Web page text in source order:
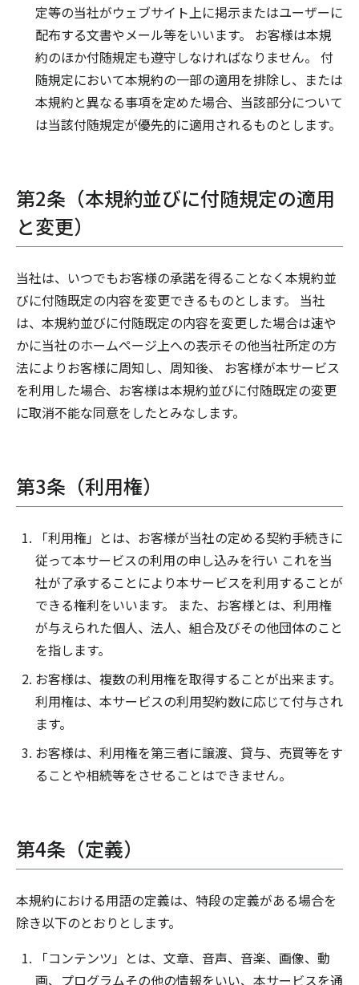
定等の当社がウェブサイト上に掲示またはユーザーに
配布する文書やメール等をいいます。 お客様は本規
約のほか付随規定も遵守しなければなりません。 付
随規定において本規約の一部の適用を排除し、または
本規約と異なる事項を定めた場合、当該部分について
は当該付随規定が優先的に適用されるものとします。
第2条（本規約並びに付随規定の適用
と変更）
当社は、いつでもお客様の承諾を得ることなく本規約並
びに付随既定の内容を変更できるものとします。 当社
は、本規約並びに付随既定の内容を変更した場合は速や
かに当社のホームページ上への表示その他当社所定の方
法によりお客様に周知し、周知後、 お客様が本サービス
を利用した場合、お客様は本規約並びに付随既定の変更
に取消不能な同意をしたとみなします。
第3条（利用権）
「利用権」とは、お客様が当社の定める契約手続きに
従って本サービスの利用の申し込みを行い これを当
社が了承することにより本サービスを利用することが
できる権利をいいます。 また、お客様とは、利用権
が与えられた個人、法人、組合及びその他団体のこと
を指します。
お客様は、複数の利用権を取得することが出来ます。
利用権は、本サービスの利用契約数に応じて付与され
ます。
お客様は、利用権を第三者に譲渡、貸与、売買等をす
ることや相続等をさせることはできません。
第4条（定義）
本規約における用語の定義は、特段の定義がある場合を
除き以下のとおりとします。
「コンテンツ」とは、文章、音声、音楽、画像、動
画、プログラムその他の情報をいい、本サービスを通